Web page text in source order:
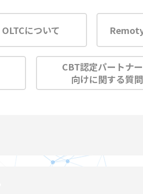
OLTCについて
CBT認定パートナ
向けに関する質問